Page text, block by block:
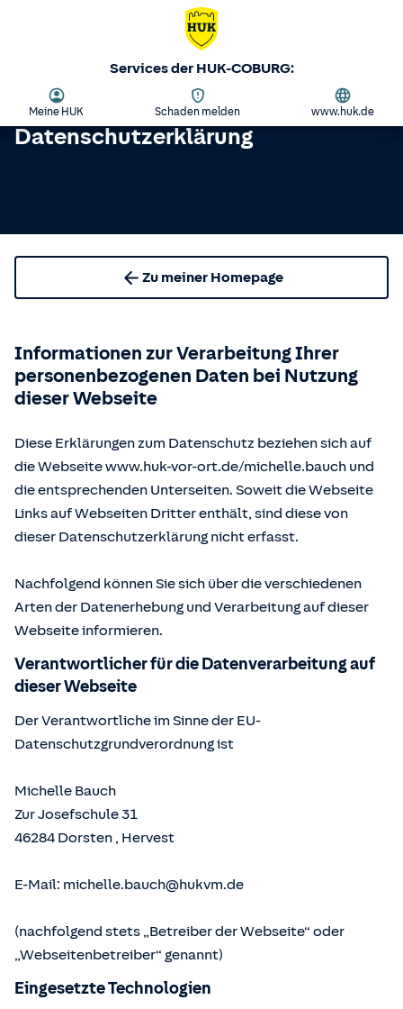
Services der HUK-COBURG:
Meine HUK Schaden melden www.huk.de
Datenschutzerklärung
Zu meiner Homepage
Informationen zur Verarbeitung Ihrer
personenbezogenen Daten bei Nutzung
dieser Webseite
Diese Erklärungen zum Datenschutz beziehen sich auf
die Webseite www.huk-vor-ort.de/michelle.bauch und
die entsprechenden Unterseiten. Soweit die Webseite
Links auf Webseiten Dritter enthält, sind diese von
dieser Datenschutzerklärung nicht erfasst.
Nachfolgend können Sie sich über die verschiedenen
Arten der Datenerhebung und Verarbeitung auf dieser
Webseite informieren.
Verantwortlicher für die Datenverarbeitung auf
dieser Webseite
Der Verantwortliche im Sinne der EU-
Datenschutzgrundverordnung ist
Michelle Bauch
Zur Josefschule 31
46284 Dorsten , Hervest
E-Mail: michelle.bauch@hukvm.de
(nachfolgend stets „Betreiber der Webseite“ oder
„Webseitenbetreiber“ genannt)
Eingesetzte Technologien